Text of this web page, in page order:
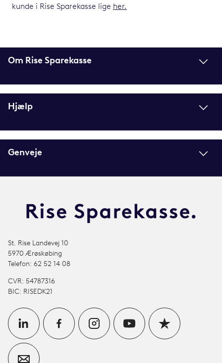
kunde i Rise Sparekasse lige her.
Om Rise Sparekasse
Hjælp
Genveje
St. Rise Landevej 10
5970 Ærøskøbing
Telefon: 62 52 14 08
CVR: 54787316
BIC: RISEDK21